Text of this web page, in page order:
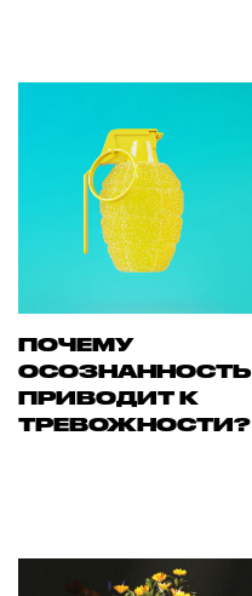
ПОЧЕМУ
ОСОЗНАННОСТЬ
ПРИВОДИТ К
ТРЕВОЖНОСТИ?